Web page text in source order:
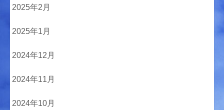
2025年2月
2025年1月
2024年12月
2024年11月
2024年10月